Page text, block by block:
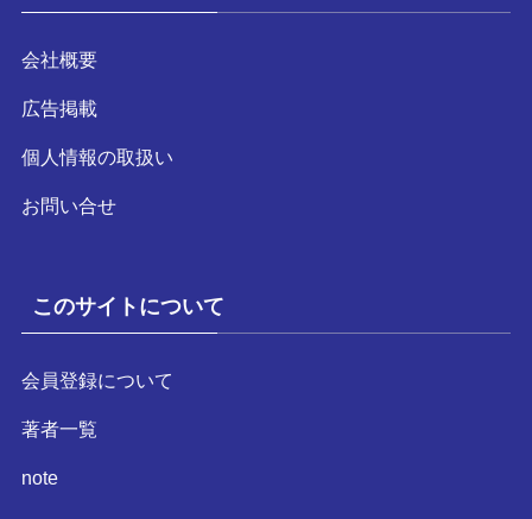
会社概要
広告掲載
個人情報の取扱い
お問い合せ
このサイトについて
会員登録について
著者一覧
note